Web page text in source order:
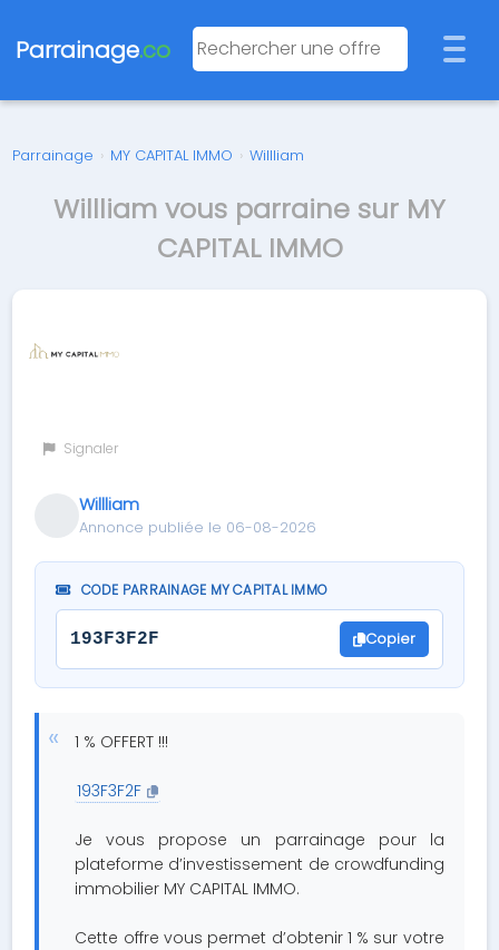
Parrainage.co
Parrainage › MY CAPITAL IMMO › Willliam
Willliam vous parraine sur MY
CAPITAL IMMO
Signaler
Willliam
Annonce publiée le 06-08-2026
CODE PARRAINAGE MY CAPITAL IMMO
193F3F2F Copier
1 % OFFERT !!!
193F3F2F
Je vous propose un parrainage pour la
plateforme d’investissement de crowdfunding
immobilier MY CAPITAL IMMO.
Cette offre vous permet d’obtenir 1 % sur votre